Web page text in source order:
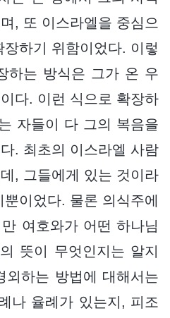
, 또 이스라엘을 중심으
하기 위함이었다. 이렇
하는 방식은 그가 온 우
다. 이런 식으로 확장하
자들이 다 그의 복음을
. 최초의 이스라엘 사람
, 그들에게 있는 것이라
이었다. 물론 의식주에
여호와가 어떤 하나님
뜻이 무엇인지는 알지
외하는 방법에 대해서는
나 율례가 있는지, 피조